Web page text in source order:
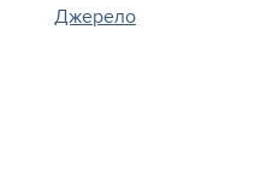
Джерело